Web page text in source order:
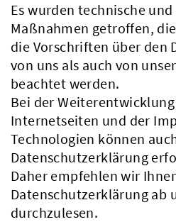
Es wurden technische
Maßnahmen getroffen,
die Vorschriften über den
von uns als auch von
beachtet werden.
Bei der
Internetseiten und der
Technologien können
Datenschutzerklärung
Daher empfehlen wir
Datenschutzerklärung ab
durchzulesen.